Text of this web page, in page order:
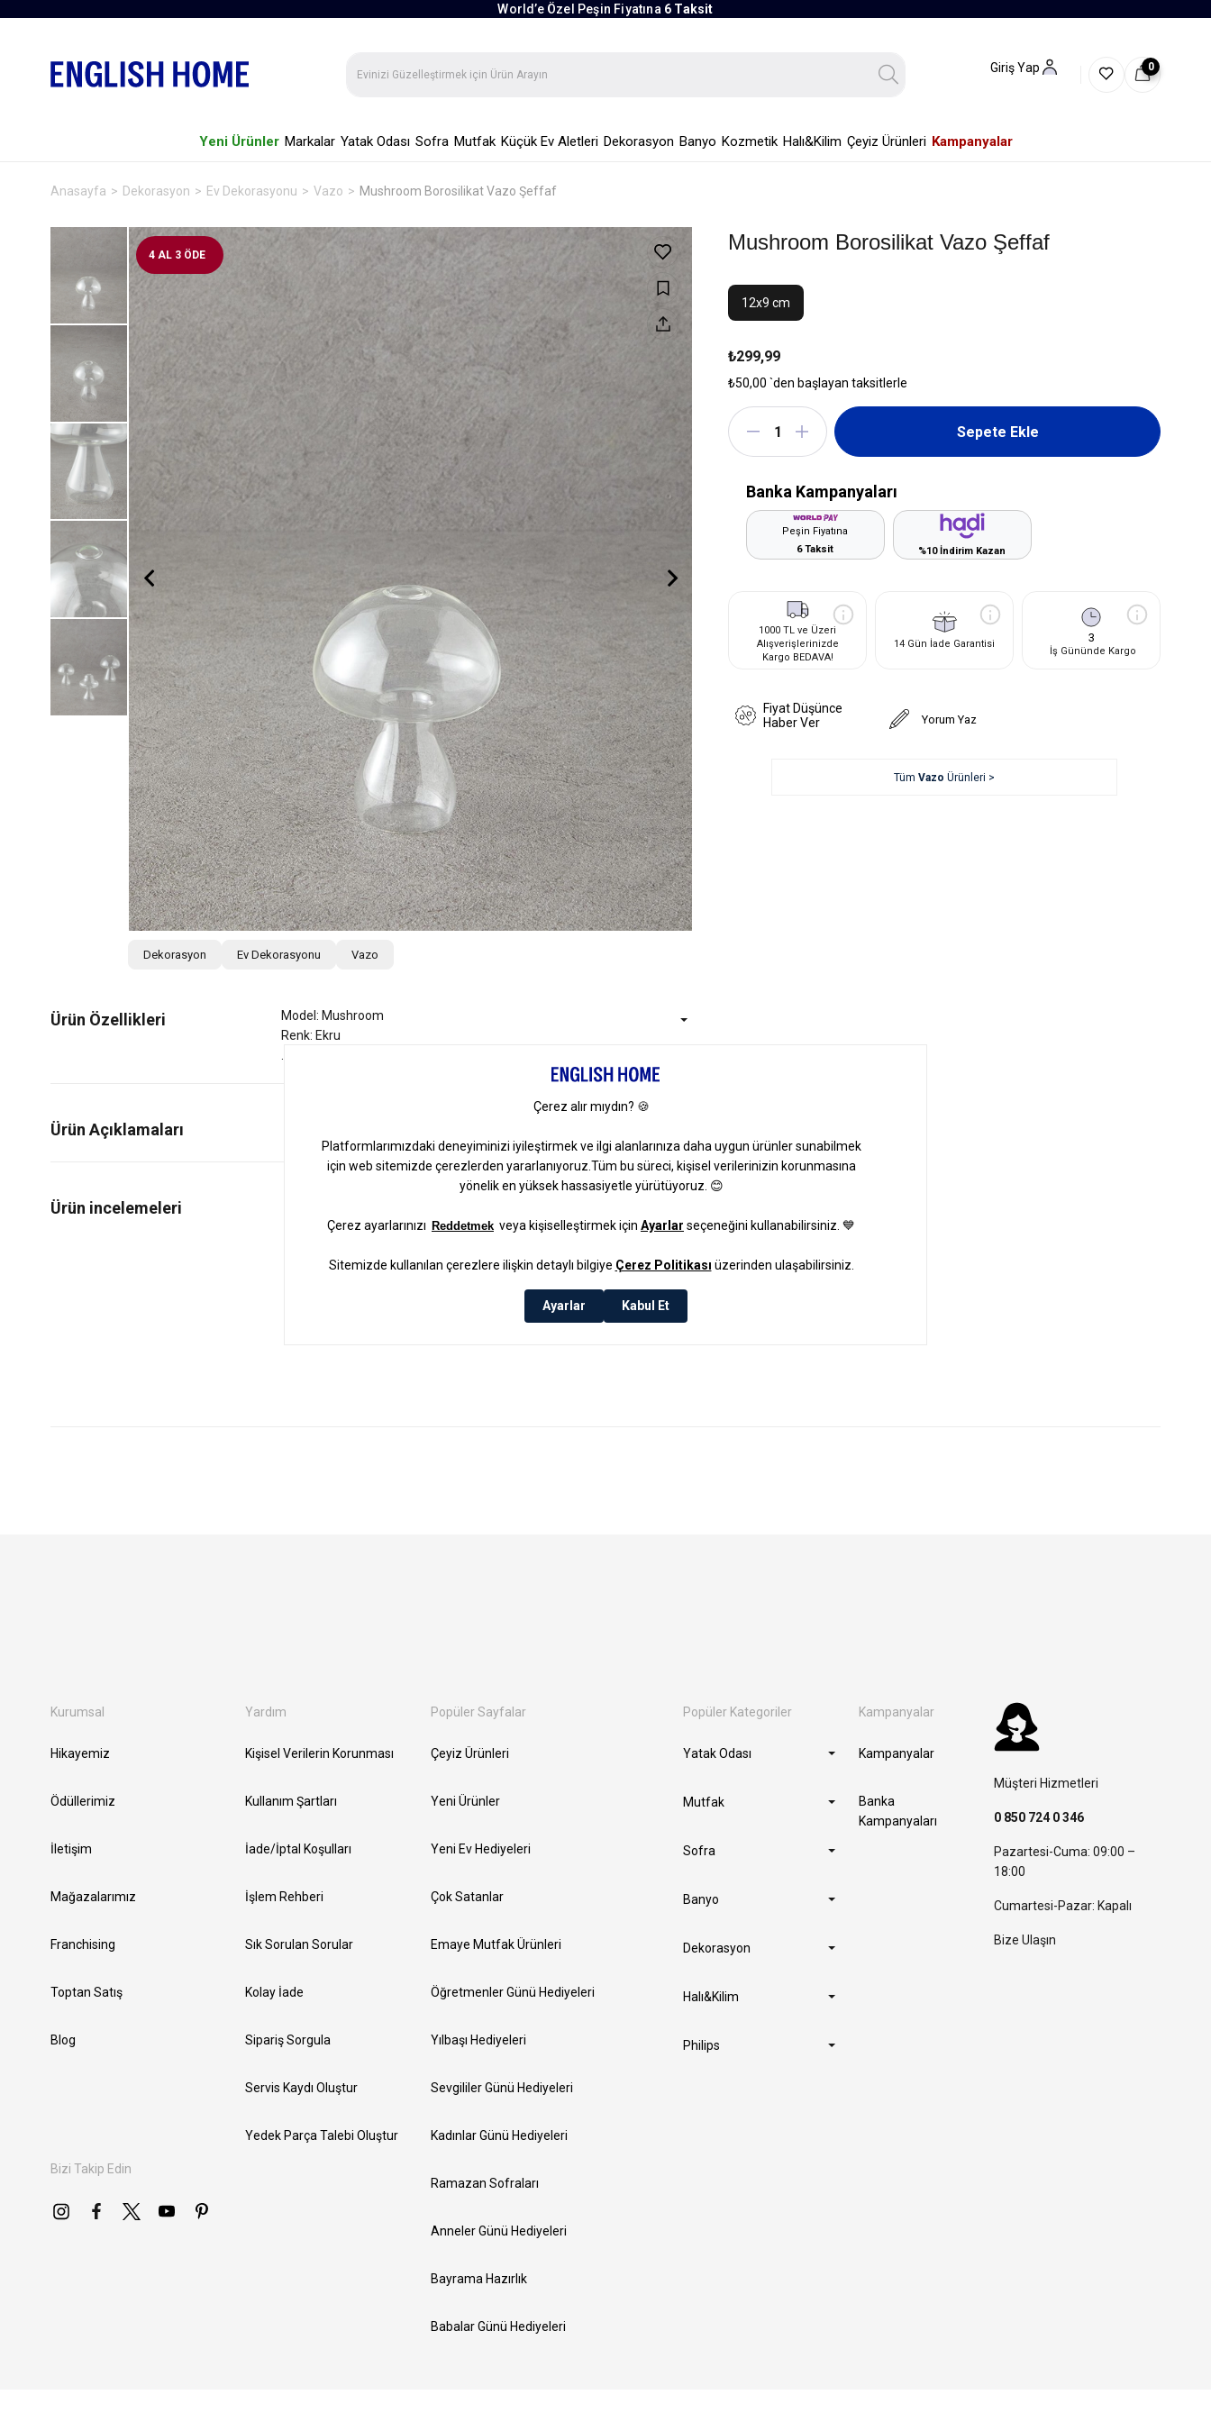
World’e Özel Peşin Fiyatına 6 Taksit
Giriş Yap 0
Yeni Ürünler Markalar Yatak Odası Sofra Mutfak Küçük Ev Aletleri Dekorasyon Banyo Kozmetik Halı&Kilim Çeyiz Ürünleri Kampanyalar
Anasayfa Dekorasyon Ev Dekorasyonu Vazo Mushroom Borosilikat Vazo Şeffaf
4 AL 3 ÖDE
Dekorasyon Ev Dekorasyonu Vazo
Ürün Özellikleri
Model: Mushroom
Renk: Ekru
Ürün Açıklamaları
Mushroom Borosilikat Vazo Şeffaf
12x9 cm
₺299,99
₺50,00 `den başlayan taksitlerle
Banka Kampanyaları
Peşin Fiyatına
6 Taksit
%10 İndirim Kazan
1000 TL ve Üzeri
Alışverişlerinizde
Kargo BEDAVA!
14 Gün İade Garantisi 3
İş Gününde Kargo
Fiyat Düşünce
Haber Ver
Yorum Yaz
Tüm Vazo Ürünleri >
Kurumsal
Hikayemiz
Ödüllerimiz
İletişim
Mağazalarımız
Franchising
Toptan Satış
Blog
Bizi Takip Edin
Yardım
Kişisel Verilerin Korunması
Kullanım Şartları
İade/İptal Koşulları
İşlem Rehberi
Sık Sorulan Sorular
Kolay İade
Sipariş Sorgula
Servis Kaydı Oluştur
Yedek Parça Talebi Oluştur
Popüler Sayfalar
Çeyiz Ürünleri
Yeni Ürünler
Yeni Ev Hediyeleri
Çok Satanlar
Emaye Mutfak Ürünleri
Öğretmenler Günü Hediyeleri
Yılbaşı Hediyeleri
Sevgililer Günü Hediyeleri
Kadınlar Günü Hediyeleri
Ramazan Sofraları
Anneler Günü Hediyeleri
Bayrama Hazırlık
Babalar Günü Hediyeleri
Popüler Kategoriler
Yatak Odası
Mutfak
Sofra
Banyo
Dekorasyon
Halı&Kilim
Philips
Kampanyalar
Kampanyalar
Banka
Kampanyaları
Müşteri Hizmetleri
0 850 724 0 346
Pazartesi-Cuma: 09:00 –
18:00
Cumartesi-Pazar: Kapalı
Bize Ulaşın